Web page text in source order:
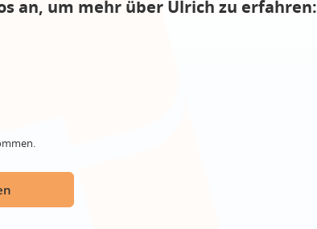
an, um mehr über Ulrich zu erfahren: